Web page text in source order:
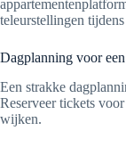
teleurstellingen
Dagplanning voor
Een strakke
Reserveer tickets
wijken.